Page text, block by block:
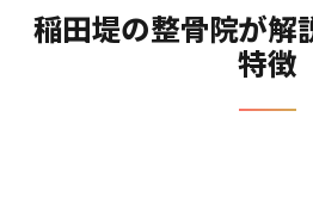
稲田堤の整骨院が解
特徴